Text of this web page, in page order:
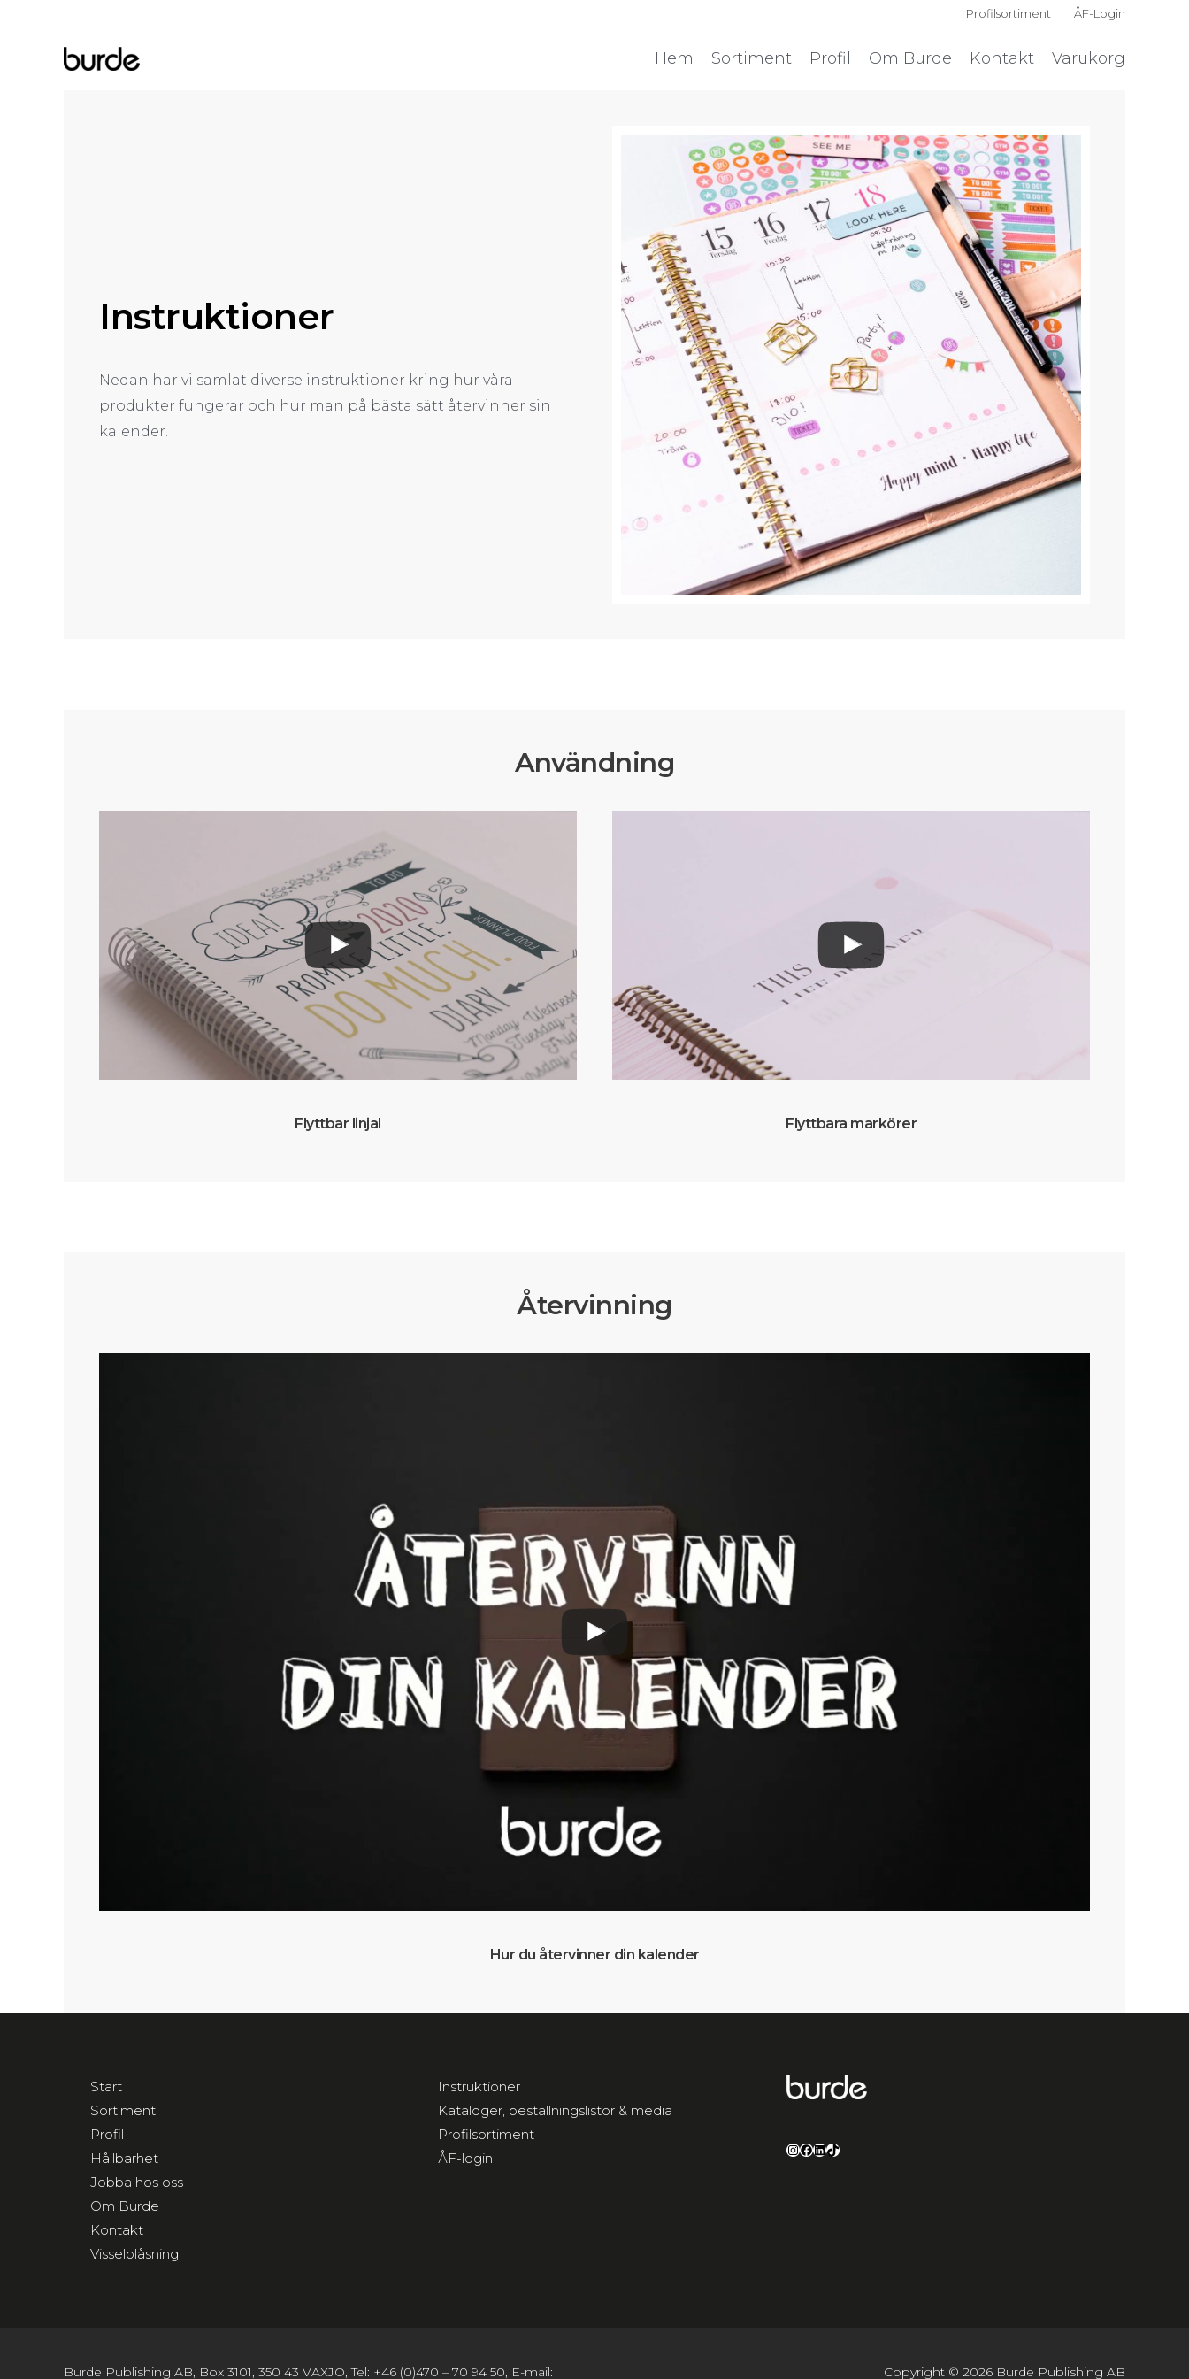
innehåll
Profilsortiment ÅF-Login
Hem Sortiment Profil Om Burde Kontakt Varukorg
Instruktioner
Nedan har vi samlat diverse instruktioner kring hur våra
produkter fungerar och hur man på bästa sätt återvinner sin
kalender.
Användning
Flyttbar linjal Flyttbara markörer
Återvinning
Hur du återvinner din kalender
Start
Sortiment
Profil
Hållbarhet
Jobba hos oss
Om Burde
Kontakt
Visselblåsning
Instruktioner
Kataloger, beställningslistor & media
Profilsortiment
ÅF-login
Instagram
Facebook
LinkedIn
TikTok
Burde Publishing AB, Box 3101, 350 43 VÄXJÖ, Tel: +46 (0)470 – 70 94 50, E-mail: Copyright © 2026 Burde Publishing AB